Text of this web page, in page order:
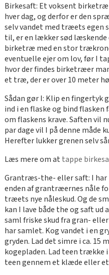
Birkesaft: Et voksent
hver dag, og derfor er den
selv vandet med træets egen
til, er en lækker sød læskende
birketræ med en stor
eventuelle ejer om lov, før I
hvor der findes birketræer
et træ, der er over 10 meter
Sådan gør I: Klip en fingertyk
ind i en flaske og bind
om flaskens krave. Saften vil
par dage vil I på denne måde
Herefter lukker grenen selv
Læs mere om attappe
Grantræs-the- eller saft: I
enden af grantræernes nåle
træets nye nåleskud. Og de
kan I lave både the og saft ud
saml friske skud fra gran-
har samlet. Kog vandet i en
gryden. Lad det simre i ca. 15
kogepladen. Lad teen trække
teen gennem et klæde eller